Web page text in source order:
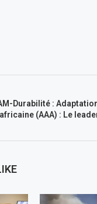
Durabilité :
africaine (AAA) : Le